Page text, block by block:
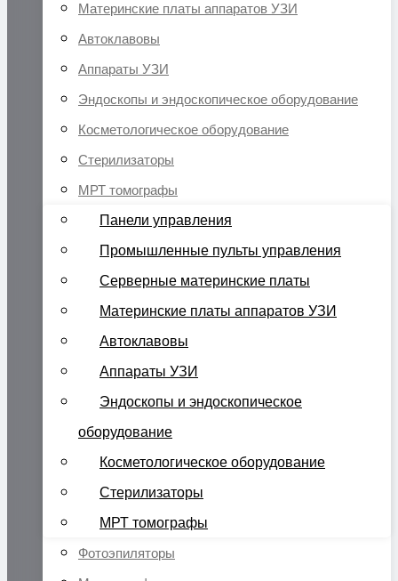
Материнские платы аппаратов УЗИ
Автоклавовы
Аппараты УЗИ
Эндоскопы и эндоскопическое оборудование
Косметологическое оборудование
Стерилизаторы
МРТ томографы
Панели управления
Промышленные пульты управления
Серверные материнские платы
Материнские платы аппаратов УЗИ
Автоклавовы
Аппараты УЗИ
Эндоскопы и эндоскопическое
оборудование
Косметологическое оборудование
Стерилизаторы
МРТ томографы
Фотоэпиляторы